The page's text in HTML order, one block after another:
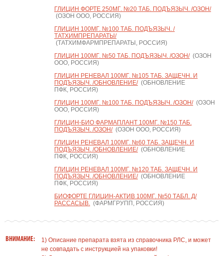
ГЛИЦИН ФОРТЕ 250МГ. №20 ТАБ. ПОДЪЯЗЫЧ. /ОЗОН/
(ОЗОН ООО, РОССИЯ)
ГЛИЦИН 100МГ. №100 ТАБ. ПОДЪЯЗЫЧ. /
ТАТХИМПРЕПАРАТЫ/
(ТАТХИМФАРМПРЕПАРАТЫ, РОССИЯ)
ГЛИЦИН 100МГ. №50 ТАБ. ПОДЪЯЗЫЧ. /ОЗОН/(ОЗОН
ООО, РОССИЯ)
ГЛИЦИН РЕНЕВАЛ 100МГ. №105 ТАБ. ЗАЩЕЧН. И
ПОДЪЯЗЫЧ. /ОБНОВЛЕНИЕ/(ОБНОВЛЕНИЕ
ПФК, РОССИЯ)
ГЛИЦИН 100МГ. №100 ТАБ. ПОДЪЯЗЫЧ. /ОЗОН/(ОЗОН
ООО, РОССИЯ)
ГЛИЦИН-БИО ФАРМАПЛАНТ 100МГ. №150 ТАБ.
ПОДЪЯЗЫЧ. /ОЗОН/(ОЗОН ООО, РОССИЯ)
ГЛИЦИН РЕНЕВАЛ 100МГ. №60 ТАБ. ЗАЩЕЧН. И
ПОДЪЯЗЫЧ. /ОБНОВЛЕНИЕ/(ОБНОВЛЕНИЕ
ПФК, РОССИЯ)
ГЛИЦИН РЕНЕВАЛ 100МГ. №120 ТАБ. ЗАЩЕЧН. И
ПОДЪЯЗЫЧ. /ОБНОВЛЕНИЕ/(ОБНОВЛЕНИЕ
ПФК, РОССИЯ)
БИОФОРТЕ ГЛИЦИН-АКТИВ 100МГ. №50 ТАБЛ. Д/
РАССАСЫВ.(ФАРМГРУПП, РОССИЯ)
ВНИМАНИЕ:
1) Описание препарата взята из справочника РЛС, и может
не совпадать с инструкцией на упаковки!